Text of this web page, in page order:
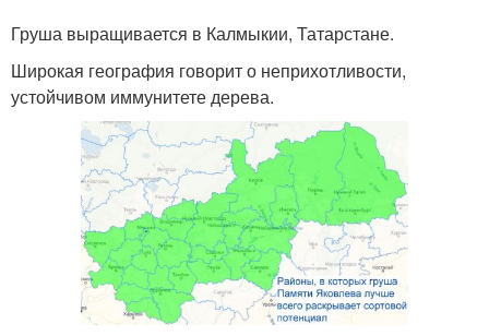
Груша выращивается в Калмыкии, Татарстане.
Широкая география говорит о неприхотливости,
устойчивом иммунитете дерева.